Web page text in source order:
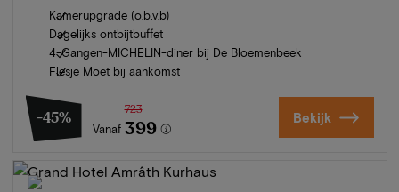
Kamerupgrade (o.b.v.b)
Dagelijks ontbijtbuffet
4-Gangen-MICHELIN-diner bij De Bloemenbeek
Flesje Möet bij aankomst
-45%
Vanaf
723
399 Bekijk